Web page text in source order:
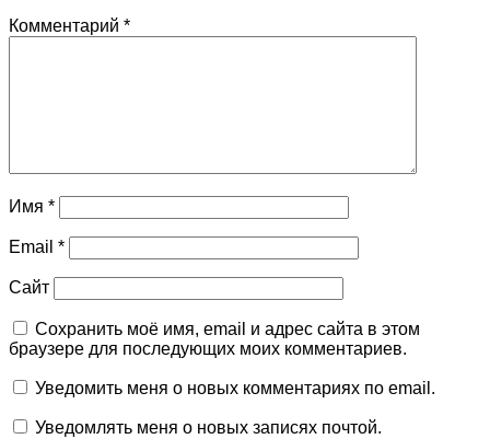
Комментарий *
Имя *
Email *
Сайт
Сохранить моё имя, email и адрес сайта в этом
браузере для последующих моих комментариев.
Уведомить меня о новых комментариях по email.
Уведомлять меня о новых записях почтой.